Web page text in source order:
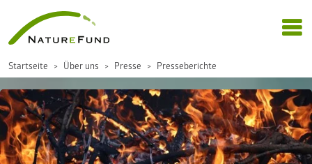
Startseite Über uns Presse Presseberichte